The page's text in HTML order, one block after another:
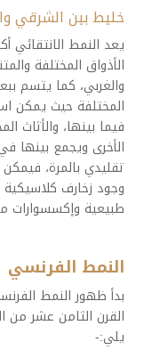
خليط بين الشرقي
يعد النمط الانتقائي
الأذواق المختلفة
والغربي، كما يتسم
المختلفة حيث يمكن
فيما بينها، والأثاث
الأخرى ويجمع
تقليدي بالمرة،
وجود زخارف
طبيعية وإكسسوارات
النمط الفرنسي
بدأ ظهور النمط
القرن الثامن عشر من
يلي:-